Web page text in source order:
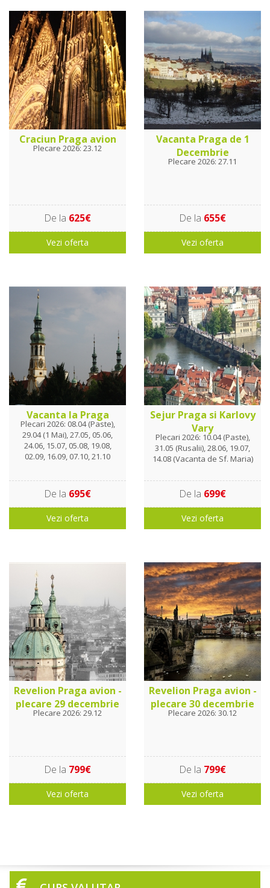
Craciun Praga avion
Plecare 2026: 23.12
De la 625€
Vezi oferta
Vacanta Praga de 1
Decembrie
Plecare 2026: 27.11
De la 655€
Vezi oferta
Vacanta la Praga
Plecari 2026: 08.04 (Paste),
29.04 (1 Mai), 27.05, 05.06,
24.06, 15.07, 05.08, 19.08,
02.09, 16.09, 07.10, 21.10
De la 695€
Vezi oferta
Sejur Praga si Karlovy
Vary
Plecari 2026: 10.04 (Paste),
31.05 (Rusalii), 28.06, 19.07,
14.08 (Vacanta de Sf. Maria)
De la 699€
Vezi oferta
Revelion Praga avion -
plecare 29 decembrie
Plecare 2026: 29.12
De la 799€
Vezi oferta
Revelion Praga avion -
plecare 30 decembrie
Plecare 2026: 30.12
De la 799€
Vezi oferta